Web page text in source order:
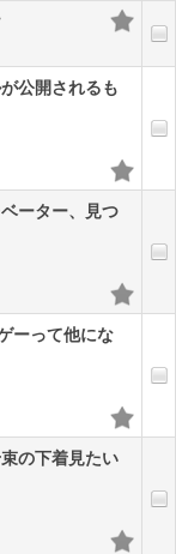
公開されるも
ーター、見つ
ーって他にな
の下着見たい